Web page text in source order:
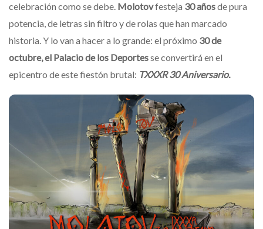
celebración como se debe. Molotovfesteja 30 añosde pura
potencia, de letras sin filtro y de rolas que han marcado
historia. Y lo van a hacer a lo grande: el próximo 30 de
octubre, el Palacio de los Deportesse convertirá en el
epicentro de este fiestón brutal: TXXXR 30 Aniversario.